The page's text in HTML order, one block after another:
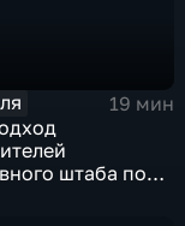
19 мин
штаба по